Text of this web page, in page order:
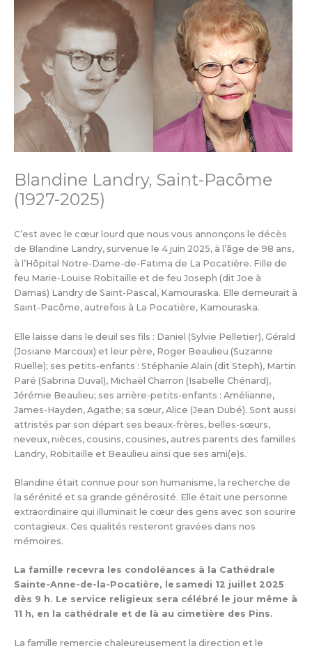
Blandine Landry, Saint-Pacôme
(1927-2025)
C’est avec le cœur lourd que nous vous annonçons le décès
de Blandine Landry, survenue le 4 juin 2025, à l’âge de 98 ans,
à l’Hôpital Notre-Dame-de-Fatima de La Pocatière. Fille de
feu Marie-Louise Robitaille et de feu Joseph (dit Joe à
Damas) Landry de Saint-Pascal, Kamouraska. Elle demeurait à
Saint-Pacôme, autrefois à La Pocatière, Kamouraska.
Elle laisse dans le deuil ses fils : Daniel (Sylvie Pelletier), Gérald
(Josiane Marcoux) et leur père, Roger Beaulieu (Suzanne
Ruelle); ses petits-enfants : Stéphanie Alain (dit Steph), Martin
Paré (Sabrina Duval), Michaël Charron (Isabelle Chénard),
Jérémie Beaulieu; ses arrière-petits-enfants : Amélianne,
James-Hayden, Agathe; sa sœur, Alice (Jean Dubé). Sont aussi
attristés par son départ ses beaux-frères, belles-sœurs,
neveux, nièces, cousins, cousines, autres parents des familles
Landry, Robitaille et Beaulieu ainsi que ses ami(e)s.
Blandine était connue pour son humanisme, la recherche de
la sérénité et sa grande générosité. Elle était une personne
extraordinaire qui illuminait le cœur des gens avec son sourire
contagieux. Ces qualités resteront gravées dans nos
mémoires.
La famille recevra les condoléances à la Cathédrale
Sainte-Anne-de-la-Pocatière, le samedi 12 juillet 2025
dès 9 h. Le service religieux sera célébré le jour même à
11 h, en la cathédrale et de là au cimetière des Pins.
La famille remercie chaleureusement la direction et le